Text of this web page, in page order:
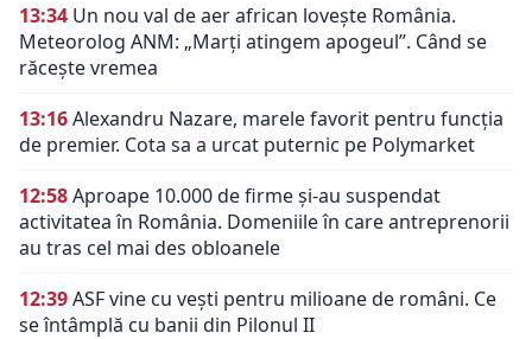
13:34 Un nou val de aer african lovește România.
Meteorolog ANM: „Marți atingem apogeul”. Când se
răcește vremea
13:16Alexandru Nazare, marele favorit pentru funcția
de premier. Cota sa a urcat puternic pe Polymarket
12:58Aproape 10.000 de firme și-au suspendat
activitatea în România. Domeniile în care antreprenorii
au tras cel mai des obloanele
12:39ASF vine cu vești pentru milioane de români. Ce
se întâmplă cu banii din Pilonul II